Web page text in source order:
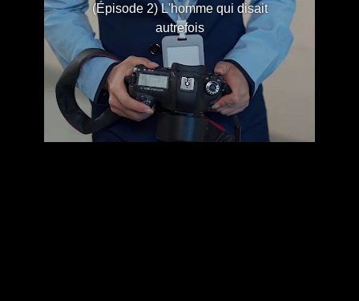
(Épisode 2) L'homme qui disait
autrefois